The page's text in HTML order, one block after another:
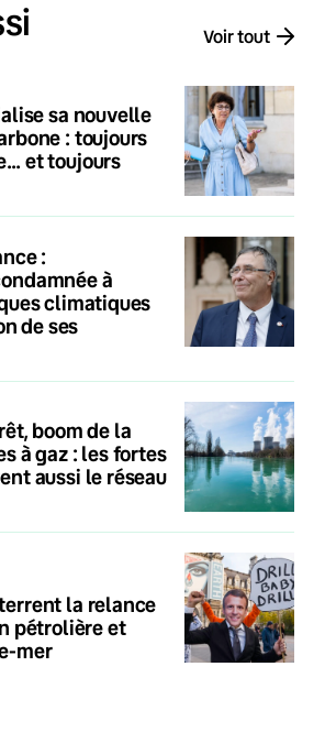
Voir tout
sa nouvelle
: toujours
et toujours
:
à
climatiques
de ses
boom de la
à gaz : les fortes
aussi le réseau
la relance
pétrolière et
mer